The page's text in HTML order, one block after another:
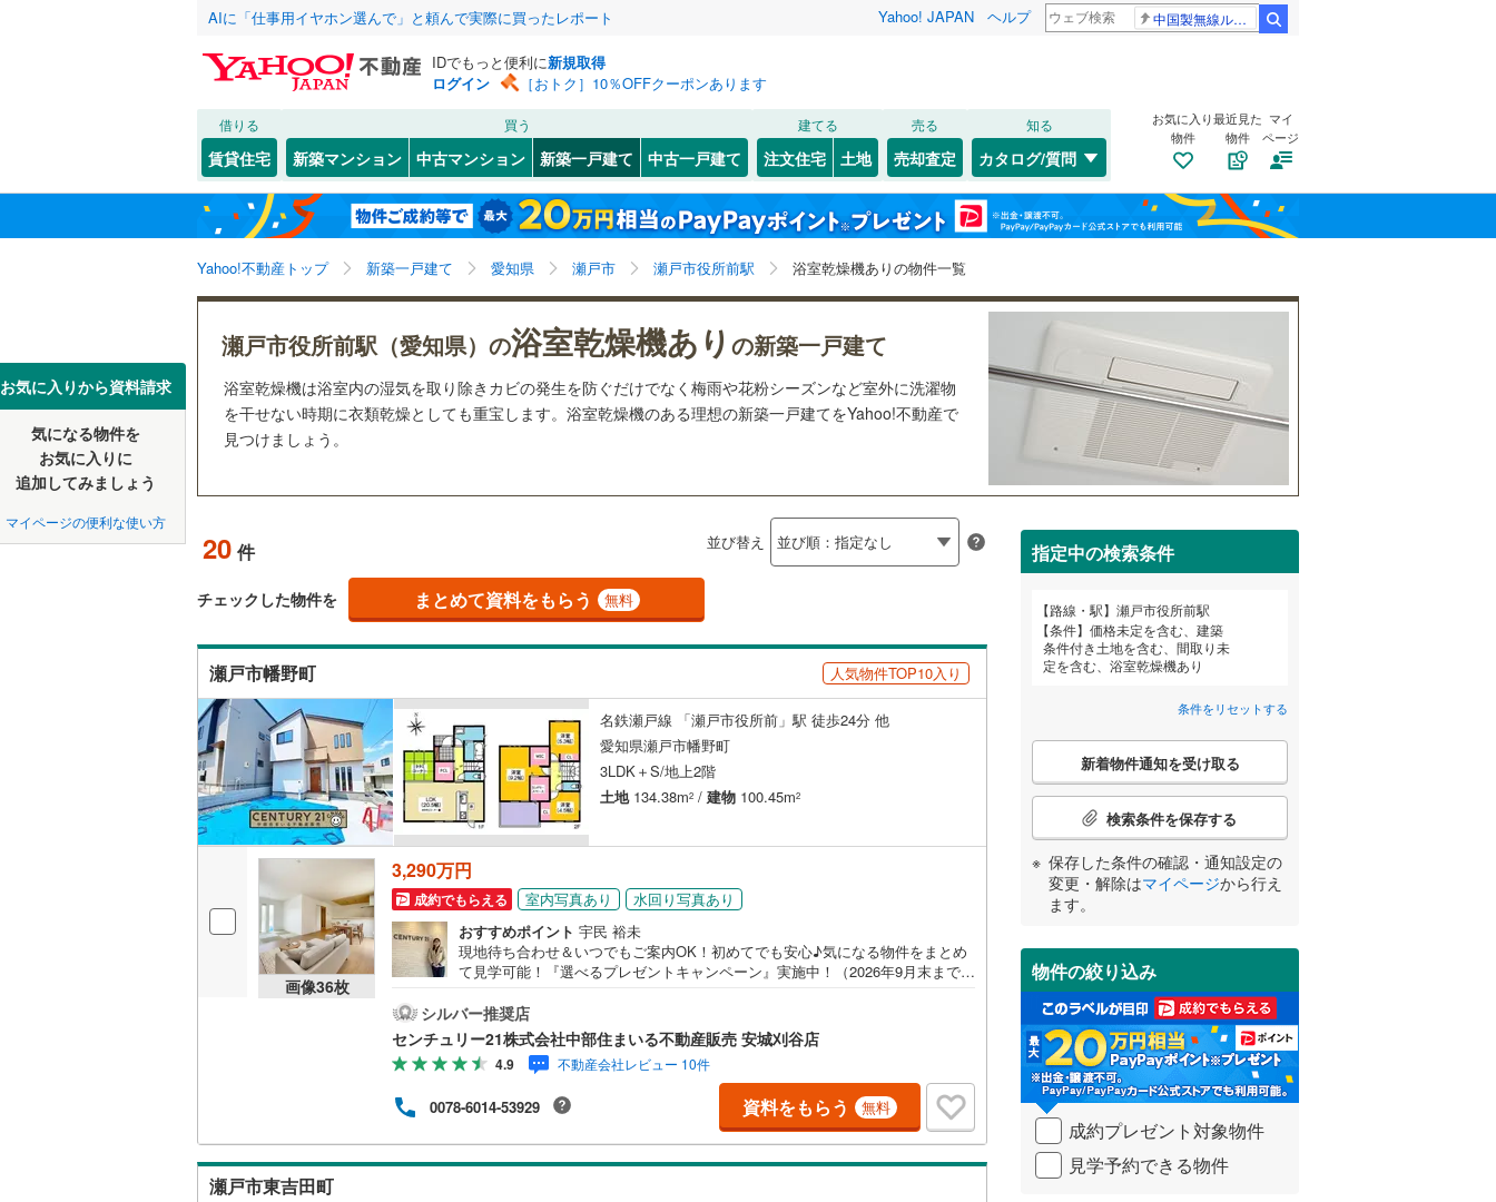
AIに「仕事用イヤホン選んで」と頼んで実際に買ったレポート Yahoo! JAPAN ヘルプ 中国製無線ルーター
IDでもっと便利に新規取得
ログイン
［おトク］10％OFFクーポンあります
借りる
賃貸住宅
買う
新築マンション 中古マンション 新築一戸建て 中古一戸建て
建てる
注文住宅 土地
売る
売却査定
知る
カタログ/質問
お気に入り
物件
最近見た
物件
マイ
ページ
Yahoo!不動産トップ 新築一戸建て 愛知県 瀬戸市 瀬戸市役所前駅 浴室乾燥機ありの物件一覧
お気に入りから資料請求
気になる物件を
お気に入りに
追加してみましょう
マイページの便利な使い方
瀬戸市役所前駅（愛知県）の浴室乾燥機あり の新築一戸建て
浴室乾燥機は浴室内の湿気を取り除きカビの発生を防ぐだけでなく梅雨や花粉シーズンなど室外に洗濯物
を干せない時期に衣類乾燥としても重宝します。浴室乾燥機のある理想の新築一戸建てをYahoo!不動産で
見つけましょう。
20 件 並び替え
チェックした物件を まとめて資料をもらう 無料
瀬戸市幡野町 人気物件TOP10入り
名鉄瀬戸線 「瀬戸市役所前」駅 徒歩24分 他
愛知県瀬戸市幡野町
3LDK＋S/地上2階
土地134.38m2 / 建物 100.45m2
画像36枚
3,290万円
成約でもらえる 室内写真あり
水回り写真あり
おすすめポイント 宇民 裕未
現地待ち合わせ＆いつでもご案内OK！初めてでも安心♪気になる物件をまとめ
て見学可能！『選べるプレゼントキャンペーン』実施中！（2026年9月末までご
刈谷など）を中心に営業しています！地域密着で多数の物件を取り扱っており
ますので条件に合う物件をまとめてご案内できます。センチュリー21加盟店独
自のネットワークにより、当社のみでの取扱物件もございます。また、当社で
はお家の売却やリフォームなどもご相談可能です！「今の家はいくらで売れる
んだろう？」「リモートワーク用にこんな設備が欲しい」など、物件のご紹介
以外でも気になることがあればお気軽にご連絡下さい当店は広いキッズスペー
スやベビールームもありご家族皆様でお越しいただける大型店舗です（大型駐
車場完備）。【現地ご案内 随時受け付けています！】お電話受付 9:00～20:00
（年中無休）年中無休につき土日はもちろん平日夜やお仕事終わりのご内覧、
シルバー推奨店
センチュリー21株式会社中部住まいる不動産販売 安城刈谷店
4.9 不動産会社レビュー 10件
0078-6014-53929 資料をもらう 無料
瀬戸市東吉田町
指定中の検索条件
路線・駅
瀬戸市役所前駅
条件
価格未定を含む、建築
条件付き土地を含む、間取り未
定を含む、浴室乾燥機あり
条件をリセットする
こ
検
条
件
受
け
取
る
・
条
件
を
イ
ペ
新着物件通知を受け取る
検索条件を保存する
保存した条件の確認・通知設定の
変更・解除はマイページから行え
ます。
物件の絞り込み
成約プレゼント対象物件
見学予約できる物件
北海道 北海道
東北 青森 岩手 宮城 秋田 山形 福島
関東 東京 神奈川 埼玉 千葉 茨城
長野 富山
東海 愛知 岐阜 静岡 三重
近畿
中国 鳥取 島根 岡山 広島 山口
高知
福岡 佐賀 長崎 鹿児島 沖縄
該当物件0件 この条件で検索する 条件をリセットする
該当物件0件 この条件で検索する 条件をリセットする
該当物件0件 条件をリセットする
JR 函館本線(0) 札沼線(0) 千歳線(0)
石勝線(0) 室蘭本線(0) 日高本線(0)
根室本線(0) 富良野線(0) 宗谷本線(0)
石北本線
(0) 釧網本線 (0)
常磐線(1,039) 水郡線(228) 川越線(645)
高崎線( 1,290) 上越線(229)
両毛線(233 ) 水戸線(55) 日光線(165)
213)
釜石線(6)
花輪線 (0) 八戸線(0)
大湊線(0)
陸羽西線(0)
左沢線( 44
男鹿線(0 五能線(0)
羽越本線
) 信越本線(100)
飯山線( 越後線(7) 弥彦線(0)
湘南新宿ライン（宇都宮～逗子）
(1,843)
湘南新宿ライン（前橋～小田原）
総武本線(557)
外房線(197) 内房線 京葉線(237
成田線(205) 鹿島線(6) 久留里線(137)
山手線(79)
南武線 (537) 鶴見線(81) 武蔵野線(1,842)
横浜線 (1,732 横須賀線(676 )
相模線(1,363) 中央本線（JR東日本）(1,288 ) 青梅線
五日市線(206) 八高線(775) 小海線(2)
該当物件0件 この条件で検索する 条件をリセットする
(1) (12) 尼ケ坂 (3) (24) ( 21) (31) (37) (54) (58) (60)
(37) (30) 52) (45) (29) ( 13) (20 ) (40
該当物件0件 条件をリセットする
こだわり条件 設備
床暖房（0） オール電化（0） トイレ２か所（20）
駐車場2台以上（20） ビルトインガレージ（0） 太陽光発電システム（0）
ＴＶモニタ付インターホン
（20）
防犯カメラ（0）
配置、向き、建ち方、日当たり
前道6m以上 （8） 角地（3） 南道路 （3）
LD
（13）
（10）
設計住宅性能評価付き
（12）
住宅性能評価付き（11
長期優良住宅（3）
大規模（総区画数50戸以上）
立地
最寄りの駅が始発駅 小学校まで1km以内（ 12）
間取り、居室全体
吹き抜け（0） バリアフリー住宅（11） 間取り変更可能（
二世帯向け（0 3階建て以上（0 ）
サービスルーム（納戸）（2）
キッチン
独立型キッチン（0） 対面キッチン（19）
該当物件0件 条件をリセットする
検索条件を保存しました
この検索条件の新着物件通知は、 マイページから設定できます。
保存した条件を見る
瀬戸市役所前駅、価格未定を含む、建築条件付き土地を
含む、間取り未定を含む、浴室乾燥機あり
検索条件を保存する
閉じる お気に入りリストを見る
閉じる
閉じる お気に入りリストを見る
閉じる